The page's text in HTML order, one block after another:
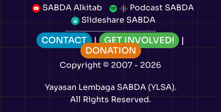
SABDA Alkitab
Podcast SABDA
Slideshare SABDA
CONTACT | GET INVOLVED!
|
DONATION
Copyright© 2007 - 2026
Yayasan Lembaga SABDA (YLSA).
All Rights Reserved.